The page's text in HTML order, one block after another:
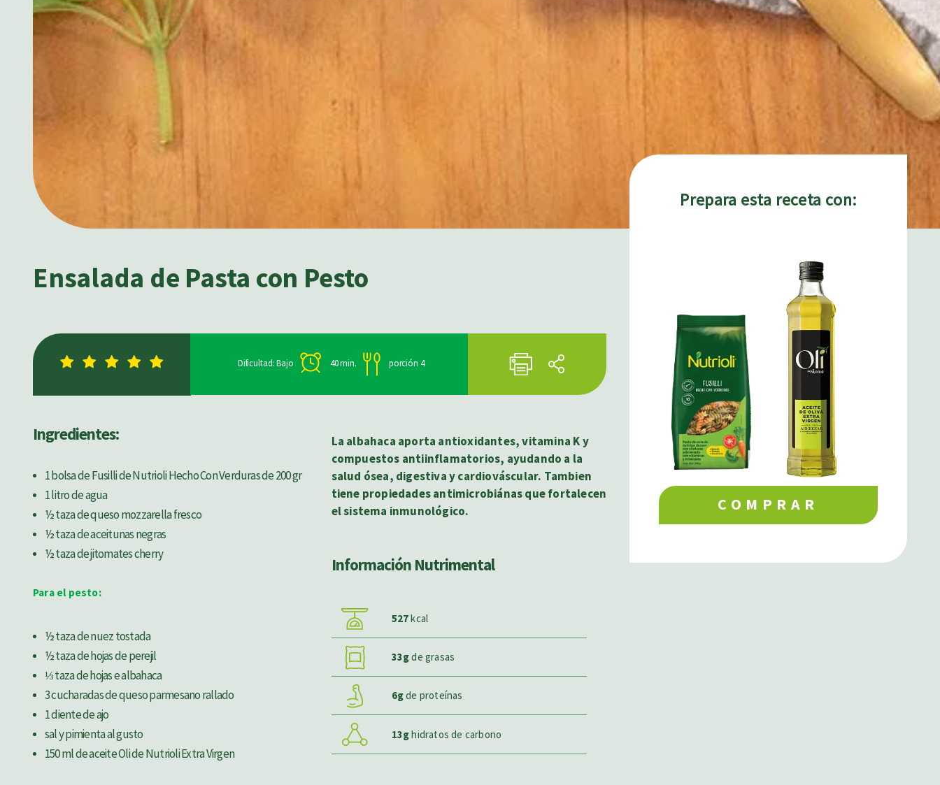
Ensalada de Pasta con Pesto
Dificultad: Bajo 40 min. porción 4
Ingredientes:
1 bolsa de Fusilli de Nutrioli Hecho Con Verduras de 200 gr
1 litro de agua
½ taza de queso mozzarella fresco
½ taza de aceitunas negras
½ taza de jitomates cherry
Para el pesto:
½ taza de nuez tostada
½ taza de hojas de perejil
⅓ taza de hojas e albahaca
3 cucharadas de queso parmesano rallado
1 diente de ajo
sal y pimienta al gusto
150 ml de aceite Oli de Nutrioli Extra Virgen
La albahaca aporta antioxidantes, vitamina K y
compuestos antiinflamatorios, ayudando a la
salud ósea, digestiva y cardiováscular. Tambien
tiene propiedades antimicrobiánas que fortalecen
el sistema inmunológico.
Información Nutrimental
527kcal
33gde grasas
6gde proteínas
13ghidratos de carbono
Prepara esta receta con:
COMPRAR